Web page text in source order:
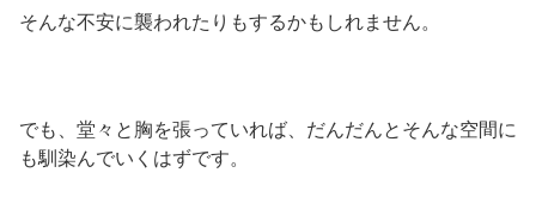
そんな不安に襲われたりもするかもしれません。
でも、堂々と胸を張っていれば、だんだんとそんな空間に
も馴染んでいくはずです。